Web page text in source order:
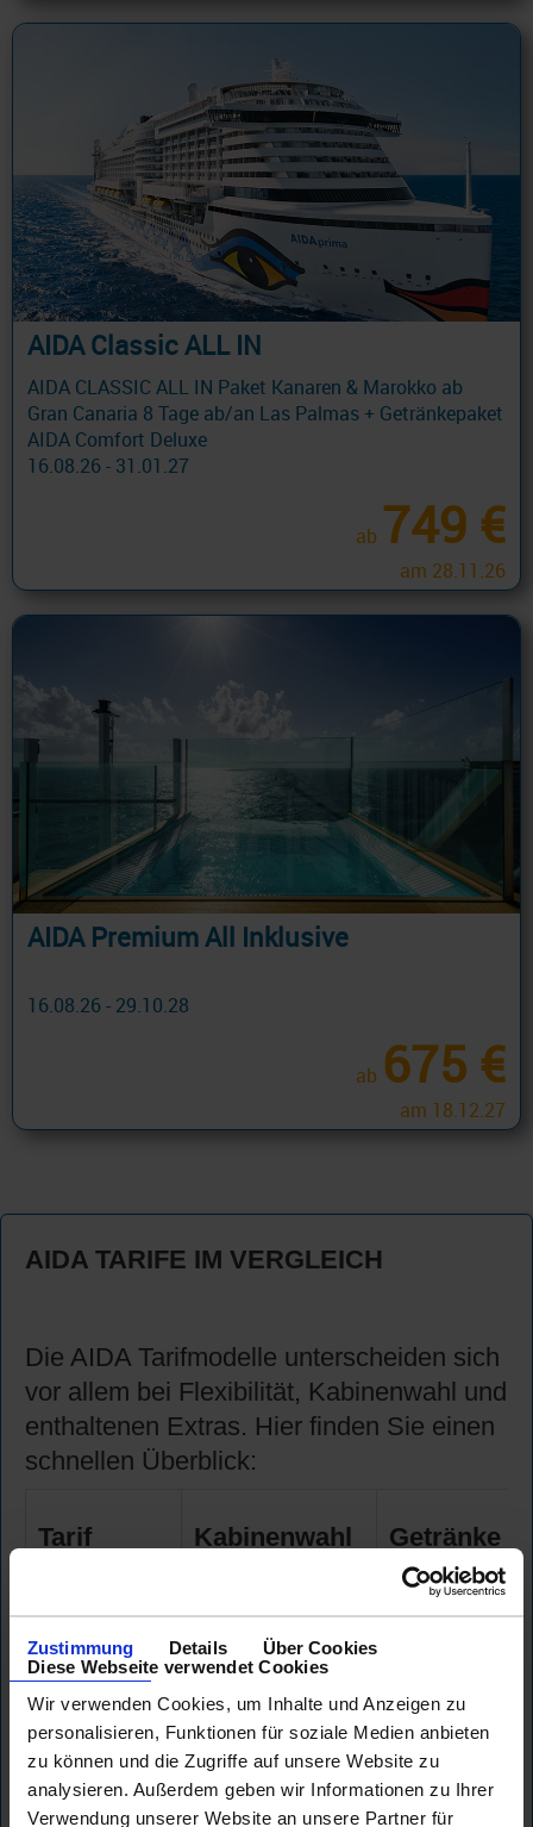
Zustimmung Details
Über Cookies
Diese Webseite verwendet Cookies
Wir verwenden Cookies, um Inhalte und Anzeigen zu
personalisieren, Funktionen für soziale Medien anbieten
zu können und die Zugriffe auf unsere Website zu
analysieren. Außerdem geben wir Informationen zu Ihrer
Verwendung unserer Website an unsere Partner für
AIDA Classic ALL IN
AIDA CLASSIC ALL IN Paket Kanaren & Marokko ab
Gran Canaria 8 Tage ab/an Las Palmas + Getränkepaket
AIDA Comfort Deluxe
16.08.26 - 31.01.27
ab 749 €
am 28.11.26
AIDA Premium All Inklusive
16.08.26 - 29.10.28
ab 675 €
am 18.12.27
AIDA TARIFE IM VERGLEICH
Die AIDA Tarifmodelle unterscheiden sich
vor allem bei Flexibilität, Kabinenwahl und
enthaltenen Extras. Hier finden Sie einen
schnellen Überblick:
Tarif Kabinenwahl Getränke
COMFORT
ALL IN
✔ freie
Auswahl
✔
PREMIUM
✔
Wunschkabine
➕
zubuchbar